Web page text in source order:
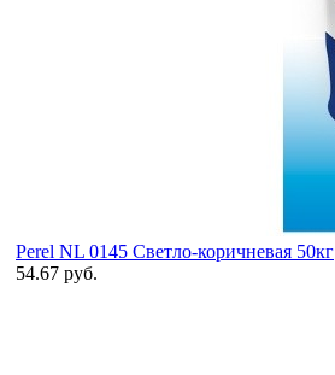
Perel NL 0145 Светло-коричневая 50кг
54.67 руб.